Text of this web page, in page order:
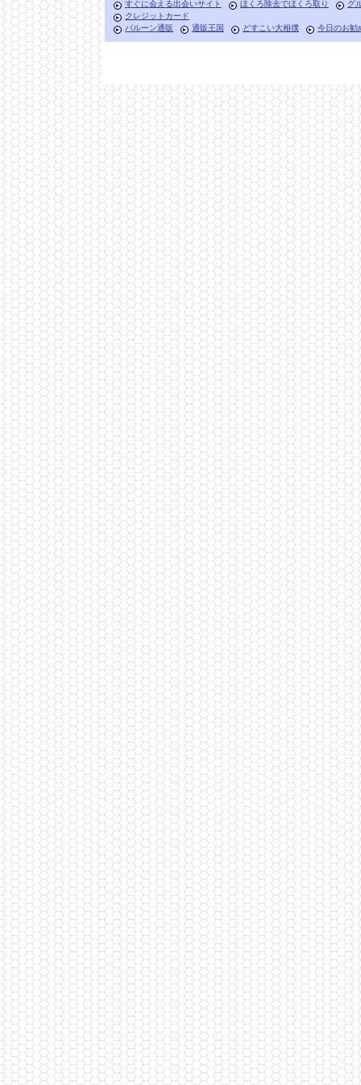
すぐに会える出会いサイト ほくろ除去でほくろ取り
グ
クレジットカード
バルーン通販
通販王国 どすこい大相撲 今日のお勧